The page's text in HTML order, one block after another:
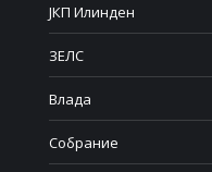
ЈКП Илинден
ЗЕЛС
Влада
Собрание